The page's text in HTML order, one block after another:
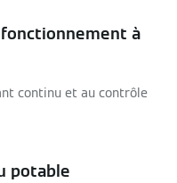
à
continu et au contrôle
potable